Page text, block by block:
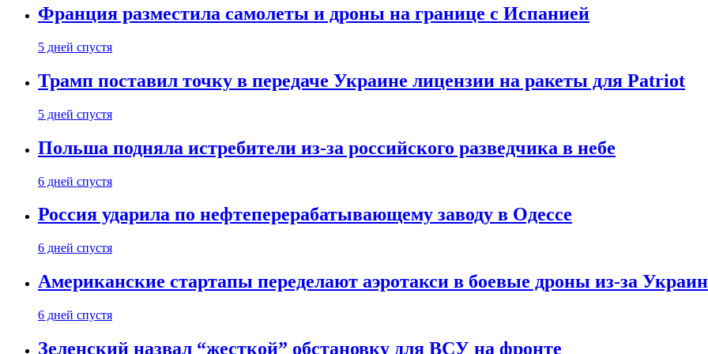
Франция разместила самолеты и дроны на границе с Испанией
5 дней спустя
Трамп поставил точку в передаче Украине лицензии на ракеты для Patriot
5 дней спустя
Польша подняла истребители из-за российского разведчика в небе
6 дней спустя
Россия ударила по нефтеперерабатывающему заводу в Одессе
6 дней спустя
Американские стартапы переделают аэротакси в боевые дроны из-за
6 дней спустя
Зеленский назвал “жесткой” обстановку для ВСУ на фронте